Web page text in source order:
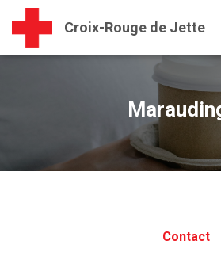
Croix-Rouge de Jette
Contact